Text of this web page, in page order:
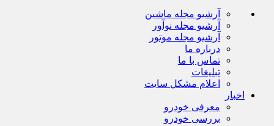
آرشیو مجله ماشین
آرشیو مجله نوآور
آرشیو مجله موتور
درباره ما
تماس با ما
تبلیغات
اعلام مشکل سایت
اخبار
معرفی خودرو
بررسی خودرو